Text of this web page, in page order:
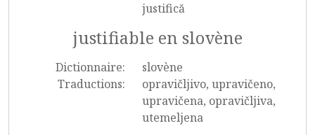
justifică
justifiable en slovène
Dictionnaire:
slovène
Traductions:
opravičljivo, upravičeno,
upravičena, opravičljiva,
utemeljena